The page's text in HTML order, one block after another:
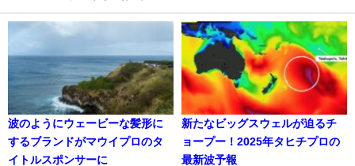
波のようにウェービーな髪形に
するブランドがマウイプロのタ
イトルスポンサーに
新たなビッグスウェルが迫るチ
ョープー！2025年タヒチプロの
最新波予報